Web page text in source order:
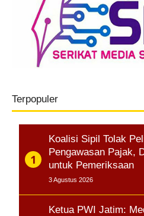
Terpopuler
Koalisi Sipil Tolak
Pengawasan Pajak,
untuk Pemeriksaan
3 Agustus 2026
Ketua PWI Jatim: